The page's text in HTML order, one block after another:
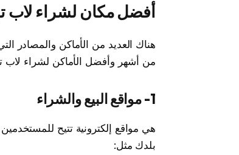
أفضل مكان لشراء
هناك العديد من الأماكن والمصادر
من أشهر وأفضل الأماكن لشراء
1- مواقع البيع والشراء
هي مواقع إلكترونية تتيح
بلدك مثل: